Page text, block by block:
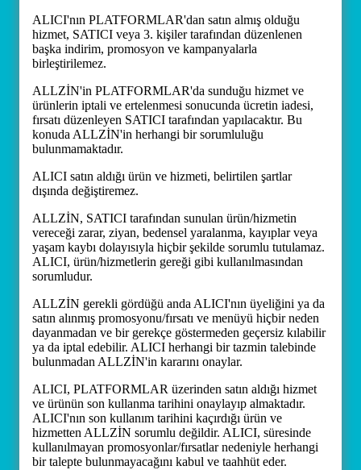
ALICI'nın PLATFORMLAR'dan satın almış olduğu
hizmet, SATICI veya 3. kişiler tarafından düzenlenen
başka indirim, promosyon ve kampanyalarla
birleştirilemez.
ALLZİN'in PLATFORMLAR'da sunduğu hizmet ve
ürünlerin iptali ve ertelenmesi sonucunda ücretin iadesi,
fırsatı düzenleyen SATICI tarafından yapılacaktır. Bu
konuda ALLZİN'in herhangi bir sorumluluğu
bulunmamaktadır.
ALICI satın aldığı ürün ve hizmeti, belirtilen şartlar
dışında değiştiremez.
ALLZİN, SATICI tarafından sunulan ürün/hizmetin
vereceği zarar, ziyan, bedensel yaralanma, kayıplar veya
yaşam kaybı dolayısıyla hiçbir şekilde sorumlu tutulamaz.
ALICI, ürün/hizmetlerin gereği gibi kullanılmasından
sorumludur.
ALLZİN gerekli gördüğü anda ALICI'nın üyeliğini ya da
satın alınmış promosyonu/fırsatı ve menüyü hiçbir neden
dayanmadan ve bir gerekçe göstermeden geçersiz kılabilir
ya da iptal edebilir. ALICI herhangi bir tazmin talebinde
bulunmadan ALLZİN'in kararını onaylar.
ALICI, PLATFORMLAR üzerinden satın aldığı hizmet
ve ürünün son kullanma tarihini onaylayıp almaktadır.
ALICI'nın son kullanım tarihini kaçırdığı ürün ve
hizmetten ALLZİN sorumlu değildir. ALICI, süresinde
kullanılmayan promosyonlar/fırsatlar nedeniyle herhangi
bir talepte bulunmayacağını kabul ve taahhüt eder.